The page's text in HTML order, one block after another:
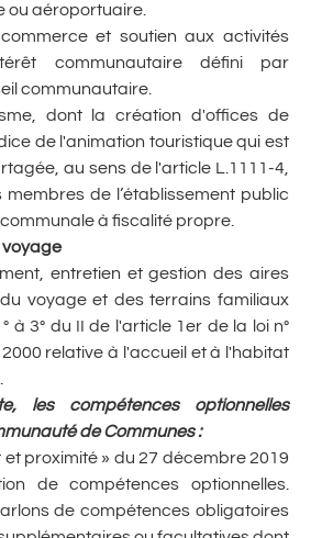
ou aéroportuaire.
et soutien aux activités
communautaire défini par
communautaire.
dont la création d'offices de
de l'animation touristique qui est
au sens de l'article L.1111-4,
de l’établissement public
à fiscalité propre.
voyage
entretien et gestion des aires
voyage et des terrains familiaux
à 3° du II de l'article 1er de la loi n°
relative à l'accueil et à l'habitat
les compétences optionnelles
de Communes:
proximité » du 27 décembre 2019
de compétences optionnelles.
de compétences obligatoires